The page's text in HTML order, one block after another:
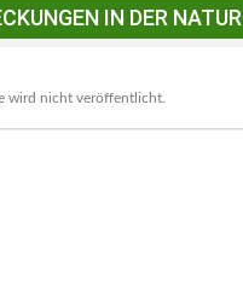
IN DER NATUR
wird nicht veröffentlicht.